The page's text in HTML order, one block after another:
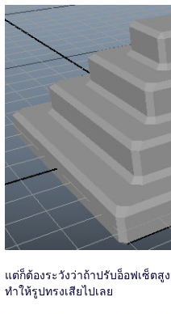
แต่ก็ต้องระวังว่าถ้าปรับอ็อฟเซ็ต
ทำให้รูปทรงเสียไปเลย